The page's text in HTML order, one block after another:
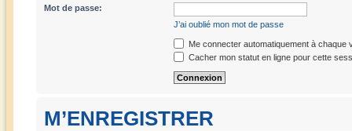
Mot de passe:
J’ai oublié mon mot de passe
Me connecter automatiquement à chaque
Cacher mon statut en ligne pour cette
M’ENREGISTRER